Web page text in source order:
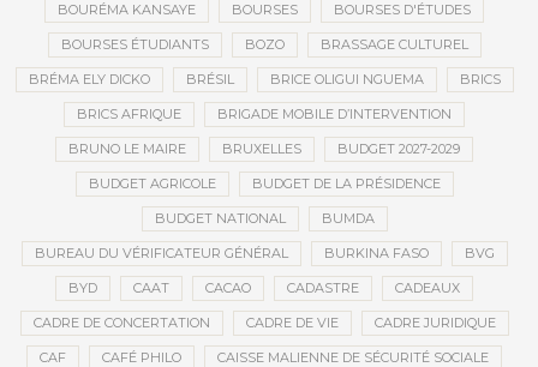
BOURÉMA KANSAYE BOURSES BOURSES D'ÉTUDES
BOURSES ÉTUDIANTS BOZO BRASSAGE CULTUREL
BRÉMA ELY DICKO BRÉSIL BRICE OLIGUI NGUEMA BRICS
BRICS AFRIQUE BRIGADE MOBILE D’INTERVENTION
BRUNO LE MAIRE BRUXELLES BUDGET 2027-2029
BUDGET AGRICOLE BUDGET DE LA PRÉSIDENCE
BUDGET NATIONAL BUMDA
BUREAU DU VÉRIFICATEUR GÉNÉRAL BURKINA FASO BVG
BYD CAAT CACAO CADASTRE CADEAUX
CADRE DE CONCERTATION CADRE DE VIE CADRE JURIDIQUE
CAF CAFÉ PHILO CAISSE MALIENNE DE SÉCURITÉ SOCIALE